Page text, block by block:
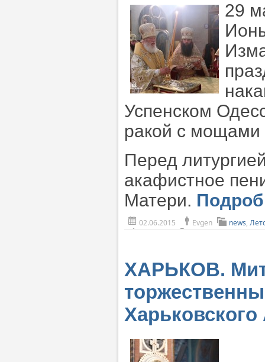
29
Успенском
ракой с мощами
Перед
акафистное
Матери.
02.06.2015 Evgen news,
ХАРЬКОВ.